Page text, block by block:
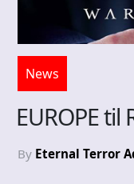
News
EUROPE
By Eternal Terror